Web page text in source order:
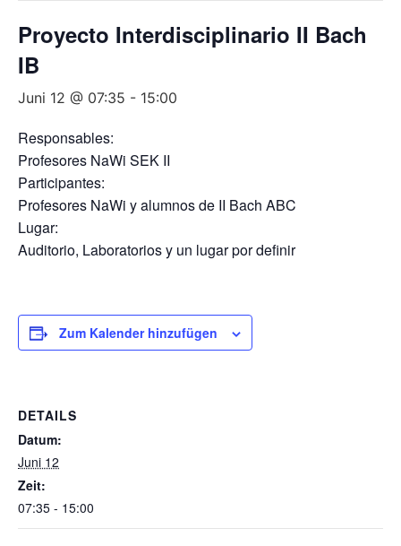
Proyecto Interdisciplinario II Bach
IB
Juni 12 @ 07:35 - 15:00
Responsables:
Profesores NaWi SEK II
Participantes:
Profesores NaWi y alumnos de II Bach ABC
Lugar:
Auditorio, Laboratorios y un lugar por definir
Zum Kalender hinzufügen
DETAILS
Datum:
Juni 12
Zeit:
07:35 - 15:00